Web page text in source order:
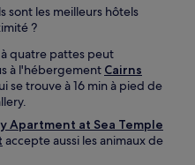
sont les meilleurs hôtels
?
quatre pattes peut
à l'hébergement Cairns
se trouve à 16 min à pied de
Apartment at Sea Temple
accepte aussi les animaux de